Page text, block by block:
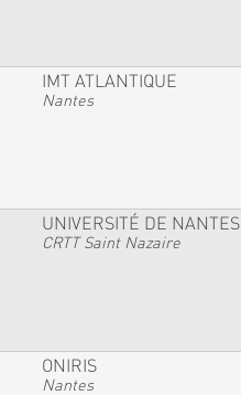
IMT ATLANTIQUE
Nantes
UNIVERSITÉ DE NANTES
CRTT Saint Nazaire
ONIRIS
Nantes